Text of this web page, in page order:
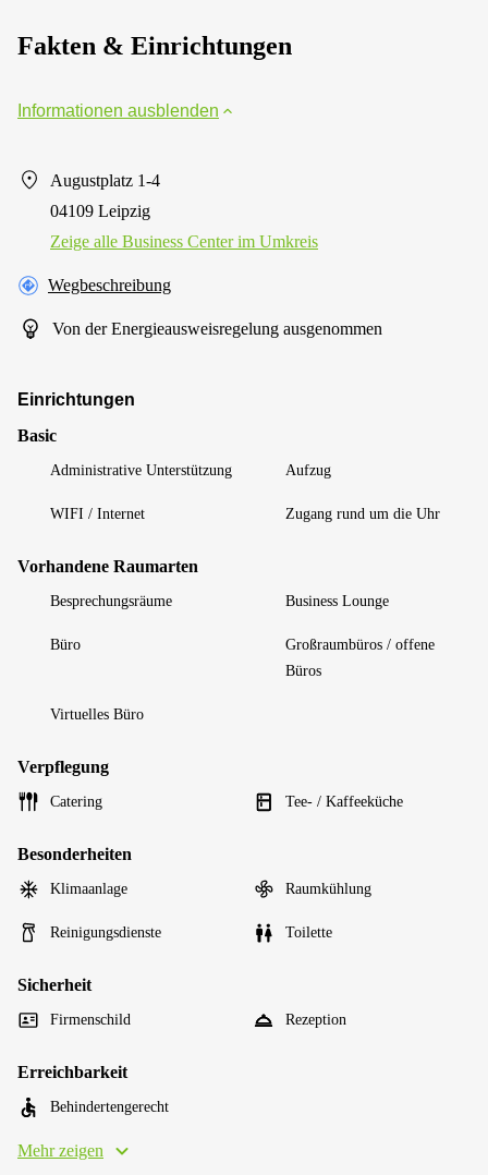
Fakten & Einrichtungen
Informationen ausblenden
Augustplatz 1-4
04109 Leipzig
Zeige alle Business Center im Umkreis
Wegbeschreibung
Von der Energieausweisregelung ausgenommen
Einrichtungen
Basic
Administrative Unterstützung Aufzug
WIFI / Internet Zugang rund um die Uhr
Vorhandene Raumarten
Besprechungsräume Business Lounge
Büro
Großraumbüros / offene
Büros
Virtuelles Büro
Verpflegung
Catering Tee- / Kaffeeküche
Besonderheiten
Klimaanlage Raumkühlung
Reinigungsdienste Toilette
Sicherheit
Firmenschild Rezeption
Erreichbarkeit
Behindertengerecht
Mehr zeigen